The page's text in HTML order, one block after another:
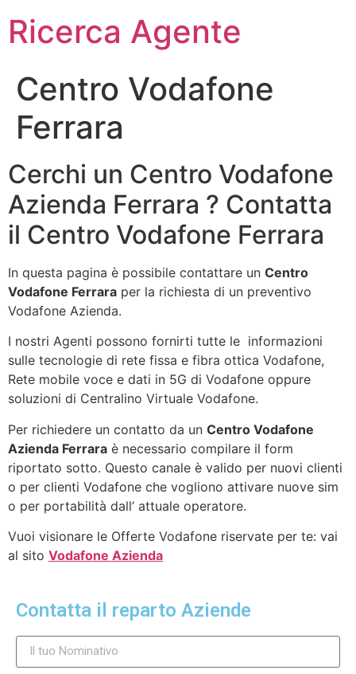
Ricerca Agente
Centro Vodafone
Ferrara
Cerchi un Centro Vodafone
Azienda Ferrara ? Contatta
il Centro Vodafone Ferrara
In questa pagina è possibile contattare un Centro
Vodafone Ferrara per la richiesta di un preventivo
Vodafone Azienda.
I nostri Agenti possono fornirti tutte le informazioni
sulle tecnologie di rete fissa e fibra ottica Vodafone,
Rete mobile voce e dati in 5G di Vodafone oppure
soluzioni di Centralino Virtuale Vodafone.
Per richiedere un contatto da un Centro Vodafone
Azienda Ferrara è necessario compilare il form
riportato sotto. Questo canale è valido per nuovi clienti
o per clienti Vodafone che vogliono attivare nuove sim
o per portabilità dall’ attuale operatore.
Vuoi visionare le Offerte Vodafone riservate per te: vai
al sito Vodafone Azienda
Contatta il reparto Aziende